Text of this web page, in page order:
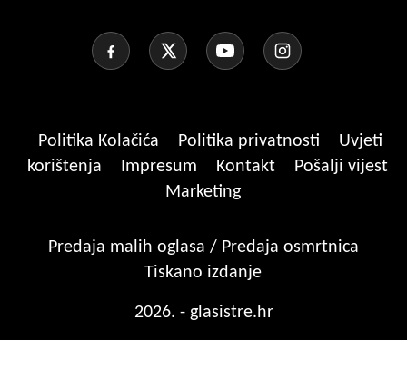
Politika Kolačića Politika privatnosti
Uvjeti
korištenja
Impresum Kontakt
Pošalji vijest
Marketing
Predaja malih oglasa / Predaja osmrtnica
Tiskano izdanje
2026. - glasistre.hr